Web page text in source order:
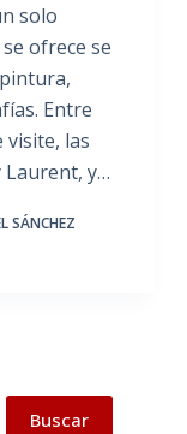
solo
ofrece se
Entre
visite, las
Laurent, y…
SÁNCHEZ
Buscar